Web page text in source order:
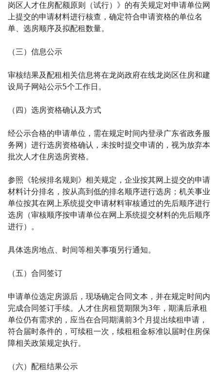
岗区人才住房配额原则（试行）》的有关规定对申请单位网
上提交的申请材料进行核查，确定符合申请资格的单位名
单、选房顺序及拟配租数量。
（三）信息公示
审核结果及配租相关信息将在龙岗政府在线龙岗区住房和建
设局子网站公示5个工作日。
（四）选房资格确认及方式
经公示合格的申请单位，需在规定时间内登录广东省政务服
务网）进行选房资格确认，未按时提交申请的，视为放弃本
批次人才住房选房资格。
参照《轮候排名规则》相关规定，企业按其网上提交的申请
材料计分排名，按从高到低的排名顺序进行选房；机关事业
单位按其在网上系统提交申请材料审核通过的先后顺序进行
选房（审核顺序按申请单位在网上系统提交材料的先后顺序
进行）。
具体选房地点、时间等相关事项另行通知。
（五）合同签订
申请单位选定房源后，现场确定合同文本，并在规定时间内
完成合同签订手续。人才住房租赁期限为3年，期满后承租
单位仍有需求的，应当在合同期满前3个月提出续租申请，
符合届时条件的，可续租一次，续租租金标准以届时住房保
障相关政策规定执行。
（六）配租结果公示